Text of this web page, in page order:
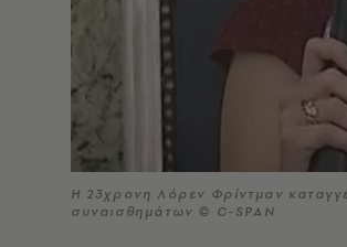
Η 23χρονη Λόρεν Φρίντμαν
συναισθημάτων © C-SPAN